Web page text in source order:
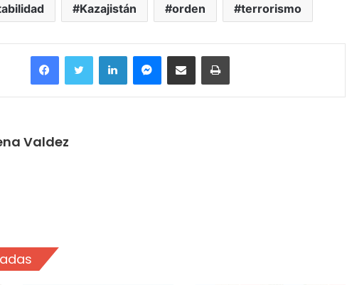
Kazajistán orden terrorismo
FacebookTwitter LinkedInMessengerCompartir por correo electrónicoImprimir
Valdez